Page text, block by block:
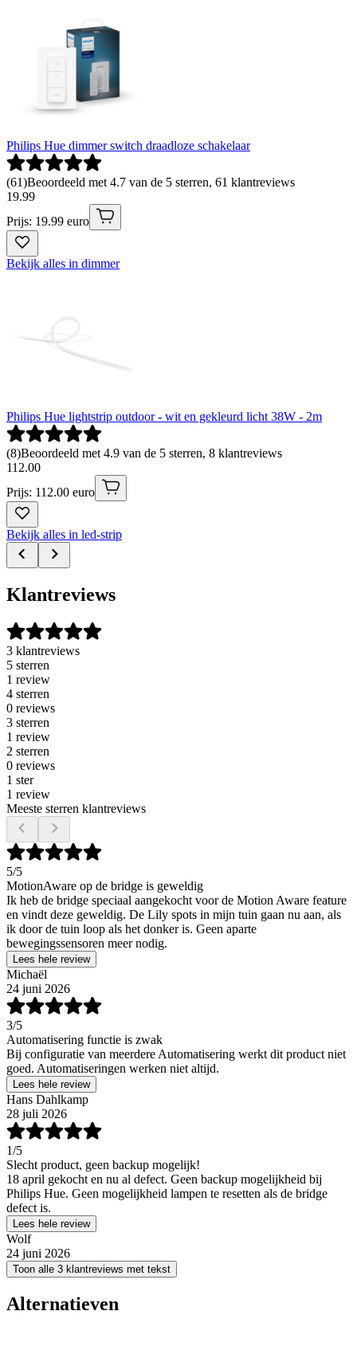
Philips Hue dimmer switch draadloze schakelaar
(61)Beoordeeld met 4.7 van de 5 sterren, 61 klantreviews
19.99
Prijs: 19.99 euro
Bekijk alles in dimmer
Philips Hue lightstrip outdoor - wit en gekleurd licht 38W - 2m
(8)Beoordeeld met 4.9 van de 5 sterren, 8 klantreviews
112.00
Prijs: 112.00 euro
Bekijk alles in led-strip
Klantreviews
3 klantreviews
5 sterren
1 review
4 sterren
0 reviews
3 sterren
1 review
2 sterren
0 reviews
1 ster
1 review
Meeste sterren klantreviews
5/5
MotionAware op de bridge is geweldig
Ik heb de bridge speciaal aangekocht voor de Motion Aware feature
en vindt deze geweldig. De Lily spots in mijn tuin gaan nu aan, als
ik door de tuin loop als het donker is. Geen aparte
bewegingssensoren meer nodig.
Lees hele review
Michaël
24 juni 2026
3/5
Automatisering functie is zwak
Bij configuratie van meerdere Automatisering werkt dit product niet
goed. Automatiseringen werken niet altijd.
Lees hele review
Hans Dahlkamp
28 juli 2026
1/5
Slecht product, geen backup mogelijk!
18 april gekocht en nu al defect. Geen backup mogelijkheid bij
Philips Hue. Geen mogelijkheid lampen te resetten als de bridge
defect is.
Lees hele review
Wolf
24 juni 2026
Toon alle 3 klantreviews met tekst
Alternatieven